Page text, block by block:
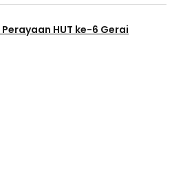
HUT ke-6 Gerai